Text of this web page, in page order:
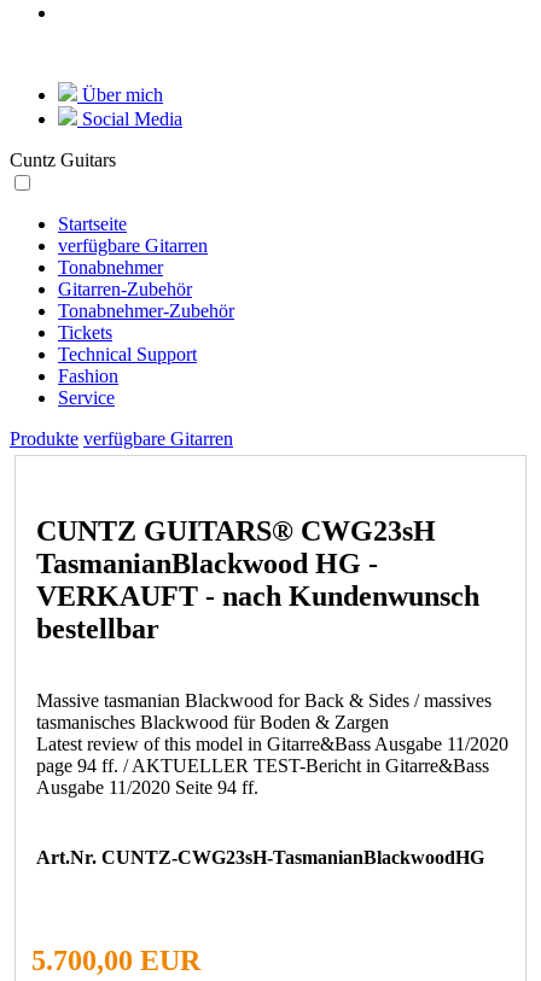
Über mich
Social Media
Cuntz Guitars
Startseite
verfügbare Gitarren
Tonabnehmer
Gitarren-Zubehör
Tonabnehmer-Zubehör
Tickets
Technical Support
Fashion
Service
Produkte verfügbare Gitarren
CUNTZ GUITARS® CWG23sH
TasmanianBlackwood HG -
VERKAUFT - nach Kundenwunsch
bestellbar
Massive tasmanian Blackwood for Back & Sides / massives
tasmanisches Blackwood für Boden & Zargen
Latest review of this model in Gitarre&Bass Ausgabe 11/2020
page 94 ff. / AKTUELLER TEST-Bericht in Gitarre&Bass
Ausgabe 11/2020 Seite 94 ff.
Art.Nr. CUNTZ-CWG23sH-TasmanianBlackwoodHG
5.700,00 EUR